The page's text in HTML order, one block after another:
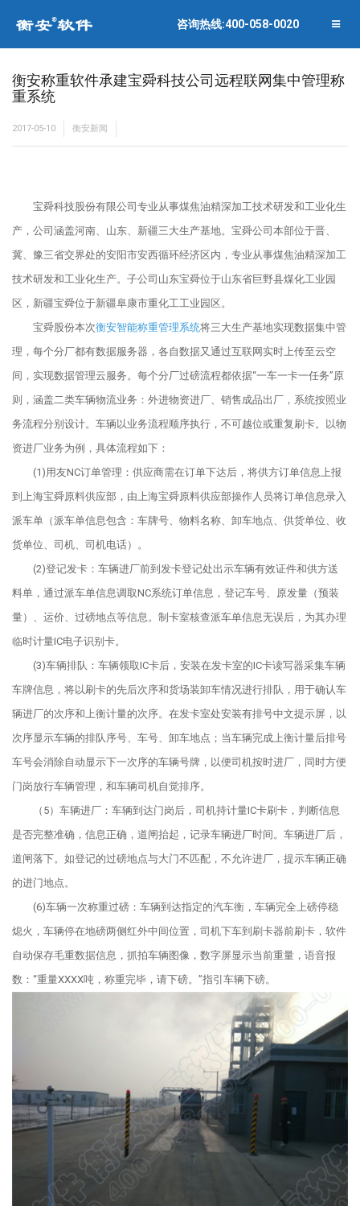
咨询热线:400-058-0020
衡安称重软件承建宝舜科技公司远程联网集中管理称
重系统
2017-05-10 衡安新闻
宝舜科技股份有限公司专业从事煤焦油精深加工技术研发和工业化生
产，公司涵盖河南、山东、新疆三大生产基地。宝舜公司本部位于晋、
冀、豫三省交界处的安阳市安西循环经济区内，专业从事煤焦油精深加工
技术研发和工业化生产。子公司山东宝舜位于山东省巨野县煤化工业园
区，新疆宝舜位于新疆阜康市重化工工业园区。
宝舜股份本次衡安智能称重管理系统将三大生产基地实现数据集中管
理，每个分厂都有数据服务器，各自数据又通过互联网实时上传至云空
间，实现数据管理云服务。每个分厂过磅流程都依据“一车一卡一任务”原
则，涵盖二类车辆物流业务：外进物资进厂、销售成品出厂，系统按照业
务流程分别设计。车辆以业务流程顺序执行，不可越位或重复刷卡。以物
资进厂业务为例，具体流程如下：
(1)用友NC订单管理：供应商需在订单下达后，将供方订单信息上报
到上海宝舜原料供应部，由上海宝舜原料供应部操作人员将订单信息录入
派车单（派车单信息包含：车牌号、物料名称、卸车地点、供货单位、收
货单位、司机、司机电话）。
(2)登记发卡：车辆进厂前到发卡登记处出示车辆有效证件和供方送
料单，通过派车单信息调取NC系统订单信息，登记车号、原发量（预装
量）、运价、过磅地点等信息。制卡室核查派车单信息无误后，为其办理
临时计量IC电子识别卡。
(3)车辆排队：车辆领取IC卡后，安装在发卡室的IC卡读写器采集车辆
车牌信息，将以刷卡的先后次序和货场装卸车情况进行排队，用于确认车
辆进厂的次序和上衡计量的次序。在发卡室处安装有排号中文提示屏，以
次序显示车辆的排队序号、车号、卸车地点；当车辆完成上衡计量后排号
车号会消除自动显示下一次序的车辆号牌，以便司机按时进厂，同时方便
门岗放行车辆管理，和车辆司机自觉排序。
（5）车辆进厂：车辆到达门岗后，司机持计量IC卡刷卡，判断信息
是否完整准确，信息正确，道闸抬起，记录车辆进厂时间。车辆进厂后，
道闸落下。如登记的过磅地点与大门不匹配，不允许进厂，提示车辆正确
的进门地点。
(6)车辆一次称重过磅：车辆到达指定的汽车衡，车辆完全上磅停稳
熄火，车辆停在地磅两侧红外中间位置，司机下车到刷卡器前刷卡，软件
自动保存毛重数据信息，抓拍车辆图像，数字屏显示当前重量，语音报
数：“重量XXXX吨，称重完毕，请下磅。”指引车辆下磅。